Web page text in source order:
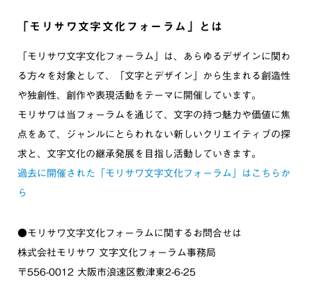
「モリサワ文字文化フォーラム」とは
「モリサワ文字文化フォーラム」は、あらゆるデザインに関わ
る方々を対象として、「文字とデザイン」から生まれる創造性
や独創性、創作や表現活動をテーマに開催しています。
モリサワは当フォーラムを通じて、文字の持つ魅力や価値に焦
点をあて、ジャンルにとらわれない新しいクリエイティブの探
求と、文字文化の継承発展を目指し活動していきます。
過去に開催された「モリサワ文字文化フォーラム」はこちらか
ら
●モリサワ文字文化フォーラムに関するお問合せは
株式会社モリサワ 文字文化フォーラム事務局
〒556-0012 大阪市浪速区敷津東2-6-25